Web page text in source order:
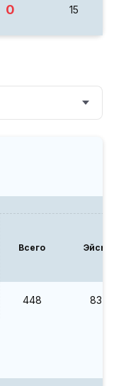
0 15
Всего Эйсы
448 83